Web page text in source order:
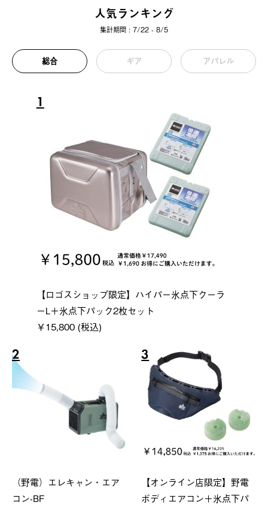
人気ランキング
集計期間 : 7/22 - 8/5
総合 ギア アパレル
1
【ロゴスショップ限定】ハイパー氷点下クーラ
ーL＋氷点下パック2枚セット
￥15,800 (税込)
2
（野電）エレキャン・エア
コン-BF
3
【オンライン店限定】野電
ボディエアコン＋氷点下パ